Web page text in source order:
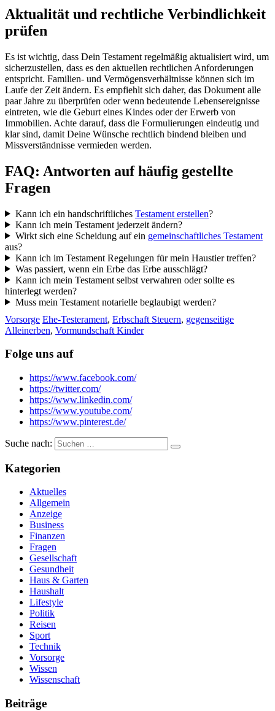
Aktualität und rechtliche Verbindlichkeit
prüfen
Es ist wichtig, dass Dein Testament regelmäßig aktualisiert wird, um
sicherzustellen, dass es den aktuellen rechtlichen Anforderungen
entspricht. Familien- und Vermögensverhältnisse können sich im
Laufe der Zeit ändern. Es empfiehlt sich daher, das Dokument alle
paar Jahre zu überprüfen oder wenn bedeutende Lebensereignisse
eintreten, wie die Geburt eines Kindes oder der Erwerb von
Immobilien. Achte darauf, dass die Formulierungen eindeutig und
klar sind, damit Deine Wünsche rechtlich bindend bleiben und
Missverständnisse vermieden werden.
FAQ: Antworten auf häufig gestellte
Fragen
Kann ich ein handschriftliches Testament erstellen?
Kann ich mein Testament jederzeit ändern?
Wirkt sich eine Scheidung auf ein gemeinschaftliches Testament
aus?
Kann ich im Testament Regelungen für mein Haustier treffen?
Was passiert, wenn ein Erbe das Erbe ausschlägt?
Kann ich mein Testament selbst verwahren oder sollte es
hinterlegt werden?
Muss mein Testament notarielle beglaubigt werden?
Vorsorge Ehe-Testerament, Erbschaft Steuern, gegenseitige
Alleinerben, Vormundschaft Kinder
Folge uns auf
https://www.facebook.com/
https://twitter.com/
https://www.linkedin.com/
https://www.youtube.com/
https://www.pinterest.de/
Suche nach:
Kategorien
Aktuelles
Allgemein
Anzeige
Business
Finanzen
Fragen
Gesellschaft
Gesundheit
Haus & Garten
Haushalt
Lifestyle
Politik
Reisen
Sport
Technik
Vorsorge
Wissen
Wissenschaft
Beiträge